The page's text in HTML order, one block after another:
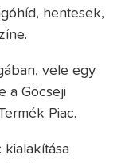
hentesek,
vele egy
a Göcseji
Piac.
kialakítása